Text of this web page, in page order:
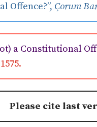
Offence?”, Çorum
a Constitutional
Please cite last